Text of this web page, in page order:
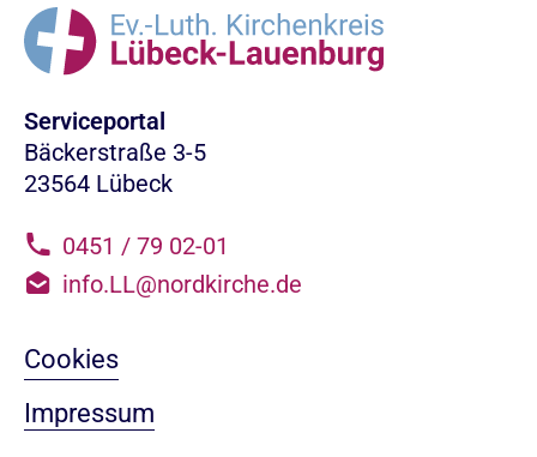
Serviceportal
Bäckerstraße 3-5
23564 Lübeck
0451 / 79 02-01
info.LL@nordkirche.de
Cookies
Impressum